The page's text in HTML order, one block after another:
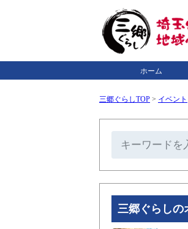
ホーム
三郷ぐらしTOP > イベント
三郷ぐらしの